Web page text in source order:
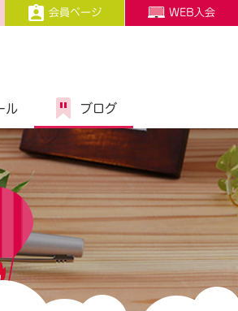
会員ページ WEB入会
ル ブログ